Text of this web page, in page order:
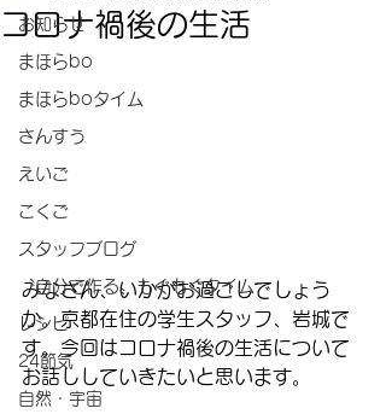
お知らせ
まほらbo
まほらboタイム
さんすう
えいご
こくご
スタッフブログ
〝自分で作る〟もぐもぐタイム
レシピ
24節気
自然・宇宙
コロナ禍後の生活
みなさん、いかがお過ごしでしょう
か。京都在住の学生スタッフ、岩城で
す。今回はコロナ禍後の生活について
お話ししていきたいと思います。